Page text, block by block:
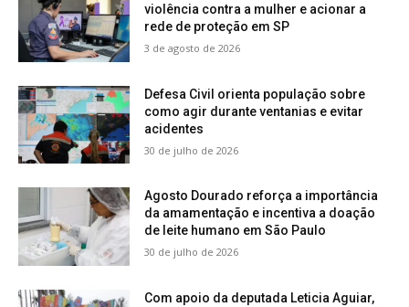
violência contra a mulher e acionar a
rede de proteção em SP
3 de agosto de 2026
Defesa Civil orienta população sobre
como agir durante ventanias e evitar
acidentes
30 de julho de 2026
Agosto Dourado reforça a importância
da amamentação e incentiva a doação
de leite humano em São Paulo
30 de julho de 2026
Com apoio da deputada Leticia Aguiar,